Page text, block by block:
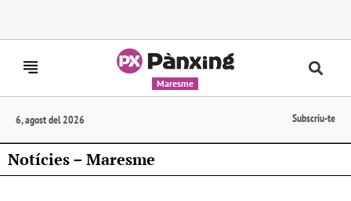
Maresme
6, agost del 2026 Subscriu-te
Notícies – Maresme